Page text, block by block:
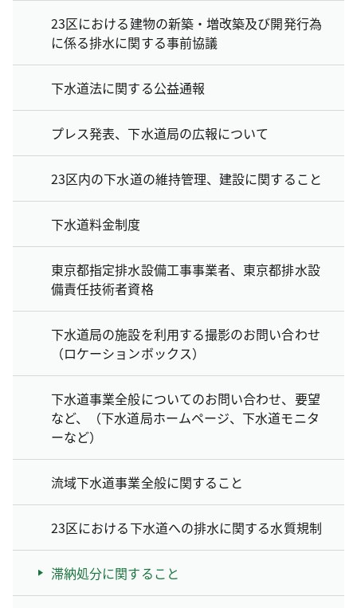
23区における建物の新築・増改築及び開発行為
に係る排水に関する事前協議
下水道法に関する公益通報
プレス発表、下水道局の広報について
23区内の下水道の維持管理、建設に関すること
下水道料金制度
東京都指定排水設備工事事業者、東京都排水設
備責任技術者資格
下水道局の施設を利用する撮影のお問い合わせ
（ロケーションボックス）
下水道事業全般についてのお問い合わせ、要望
など、（下水道局ホームページ、下水道モニタ
ーなど）
流域下水道事業全般に関すること
23区における下水道への排水に関する水質規制
滞納処分に関すること